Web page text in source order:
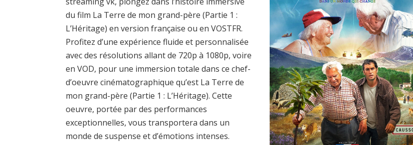
du film La Terre de mon grand-père (Partie 1 :
L’Héritage) en version française ou en VOSTFR.
Profitez d’une expérience fluide et personnalisée
avec des résolutions allant de 720p à 1080p, voire
en VOD, pour une immersion totale dans ce chef-
d’oeuvre cinématographique qu’est La Terre de
mon grand-père (Partie 1 : L’Héritage). Cette
oeuvre, portée par des performances
exceptionnelles, vous transportera dans un
monde de suspense et d’émotions intenses.